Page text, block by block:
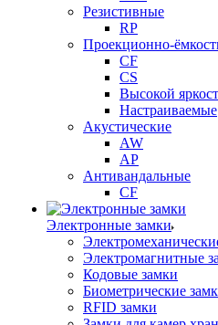
Резистивные
RP
Проекционно-
CF
CS
Высокой
Настраиваемые
Акустические
AW
AP
Антивандальные
CF
Электронные замки
Электромагнитные
Кодовые замки
Биометрические
RFID замки